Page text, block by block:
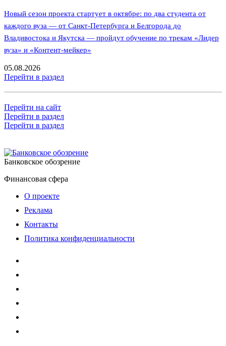
Новый сезон проекта стартует в октябре: по два студента от
каждого вуза — от Санкт-Петербурга и Белгорода до
Владивостока и Якутска — пройдут обучение по трекам «Лидер
вуза» и «Контент-мейкер»
05.08.2026
Перейти в раздел
Перейти на сайт
Перейти в раздел
Перейти в раздел
Банковское обозрение
Финансовая сфера
О проекте
Реклама
Контакты
Политика конфиденциальности